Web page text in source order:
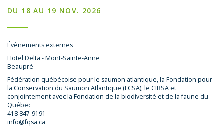
DU 18 AU 19 NOV. 2026
Évènements externes
Hotel Delta - Mont-Sainte-Anne
Beaupré
Fédération québécoise pour le saumon atlantique, la Fondation pour
la Conservation du Saumon Atlantique (FCSA), le CIRSA et
conjointement avec la Fondation de la biodiversité et de la faune du
Québec
418 847-9191
info@fqsa.ca